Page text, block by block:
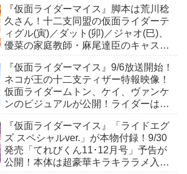
か12点！
『仮面ライダーマイス』脚本は荒川稔
久さん！十二支同盟の仮面ライダーテ
ィグル(寅)／ダット(卯)／ジャオ(巳)、
優菜の家庭教師・麻尾達臣のキャスト
んも変身！
『仮面ライダーマイス』9/6放送開始！
ネコが王の十二支ティザー特報映像！
仮面ライダームトン、ケイ、ヴァンケ
ンのビジュアルが公開！ライダーは子
『仮面ライダーマイス』「ライドエグ
ズ スペシャルver.」が本物付録！9/30
発売「てれびくん11･12月号」予告が
公開！本体は超豪華キラキララメ入